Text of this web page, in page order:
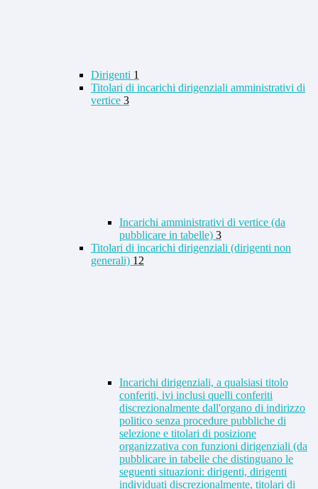
Dirigenti 1
Titolari di incarichi dirigenziali amministrativi di
vertice 3
Incarichi amministrativi di vertice (da
pubblicare in tabelle) 3
Titolari di incarichi dirigenziali (dirigenti non
generali) 12
Incarichi dirigenziali, a qualsiasi titolo
conferiti, ivi inclusi quelli conferiti
discrezionalmente dall'organo di indirizzo
politico senza procedure pubbliche di
selezione e titolari di posizione
organizzativa con funzioni dirigenziali (da
pubblicare in tabelle che distinguano le
seguenti situazioni: dirigenti, dirigenti
individuati discrezionalmente, titolari di